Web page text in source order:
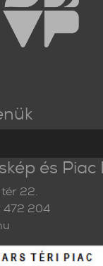
és Piac
22.
472 204